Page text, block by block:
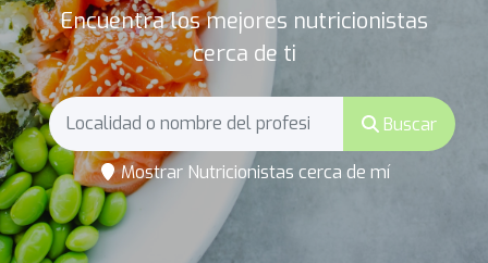
Encuentra los mejores nutricionistas
cerca de ti
Buscar
Mostrar Nutricionistas cerca de mí